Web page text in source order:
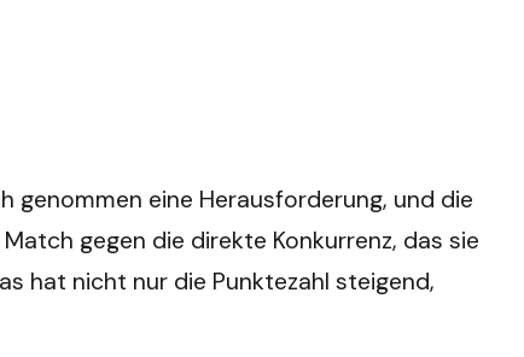
genommen eine Herausforderung, und die
gegen die direkte Konkurrenz, das sie
hat nicht nur die Punktezahl steigend,